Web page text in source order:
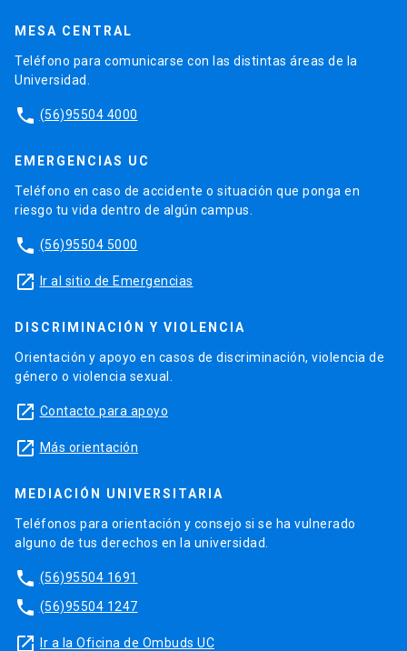
MESA CENTRAL
Teléfono para comunicarse con las distintas áreas de la
Universidad.
phone (56)95504 4000
EMERGENCIAS UC
Teléfono en caso de accidente o situación que ponga en
riesgo tu vida dentro de algún campus.
phone (56)95504 5000
launch Ir al sitio de Emergencias
DISCRIMINACIÓN Y VIOLENCIA
Orientación y apoyo en casos de discriminación, violencia de
género o violencia sexual.
launch Contacto para apoyo
launch Más orientación
MEDIACIÓN UNIVERSITARIA
Teléfonos para orientación y consejo si se ha vulnerado
alguno de tus derechos en la universidad.
phone (56)95504 1691
phone (56)95504 1247
launch Ir a la Oficina de Ombuds UC